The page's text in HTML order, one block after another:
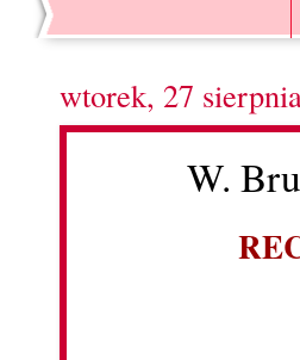
wtorek, 27
W.